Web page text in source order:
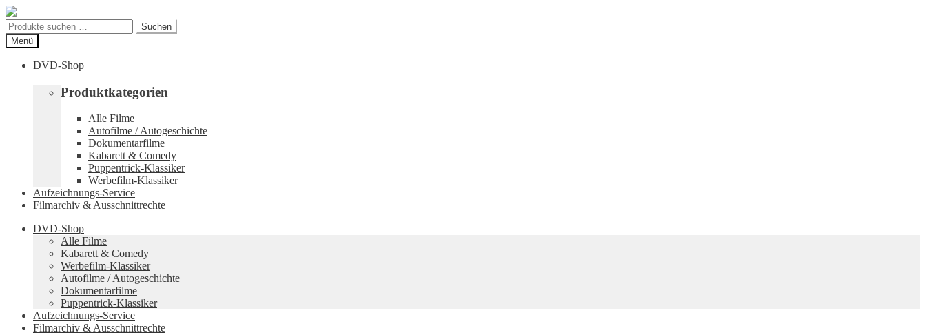
Zur
Navigation
springen
Zum
Inhalt
springen
Suchen
nach:
Suchen
Menü
DVD-Shop
Produktkategorien
Alle Filme
Autofilme / Autogeschichte
Dokumentarfilme
Kabarett & Comedy
Puppentrick-Klassiker
Werbefilm-Klassiker
Aufzeichnungs-Service
Filmarchiv & Ausschnittrechte
DVD-Shop
Alle Filme
Kabarett & Comedy
Werbefilm-Klassiker
Autofilme / Autogeschichte
Dokumentarfilme
Puppentrick-Klassiker
Aufzeichnungs-Service
Filmarchiv & Ausschnittrechte